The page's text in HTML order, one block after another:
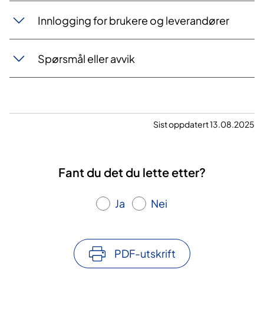
Innlogging for brukere og leverandører
Spørsmål eller avvik
Sist oppdatert 13.08.2025
Fant du det du lette etter?
Ja Nei
PDF-utskrift